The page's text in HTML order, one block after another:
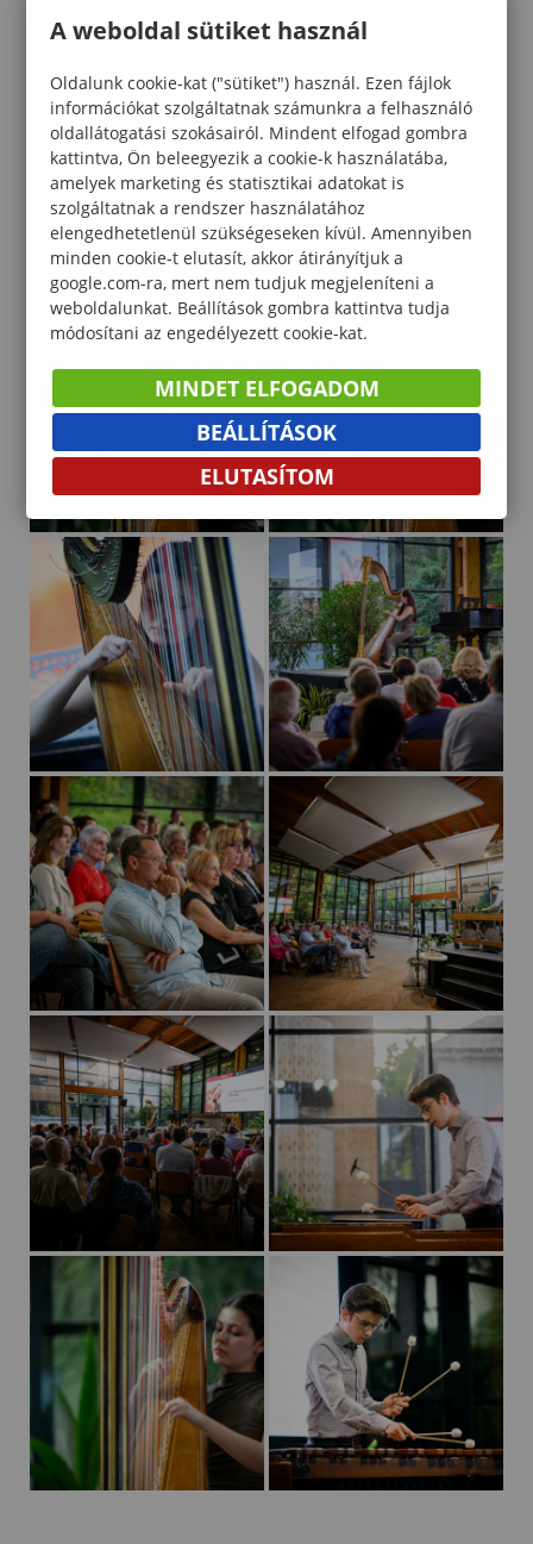
A weboldal sütiket használ
Oldalunk cookie-kat ("sütiket") használ. Ezen fájlok
információkat szolgáltatnak számunkra a felhasználó
oldallátogatási szokásairól. Mindent elfogad gombra
kattintva, Ön beleegyezik a cookie-k használatába,
amelyek marketing és statisztikai adatokat is
szolgáltatnak a rendszer használatához
elengedhetetlenül szükségeseken kívül. Amennyiben
minden cookie-t elutasít, akkor átirányítjuk a
google.com-ra, mert nem tudjuk megjeleníteni a
weboldalunkat. Beállítások gombra kattintva tudja
módosítani az engedélyezett cookie-kat.
MINDET ELFOGADOM
BEÁLLÍTÁSOK
ELUTASÍTOM